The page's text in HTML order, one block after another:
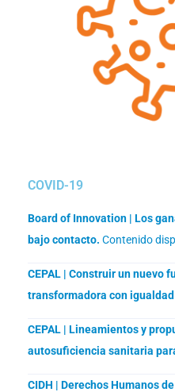
COVID-19
Board of Innovation | Los
bajo contacto. Contenido
CEPAL | Construir un nuevo
transformadora con
CEPAL | Lineamientos y
autosuficiencia sanitaria
CIDH | Derechos Humanos